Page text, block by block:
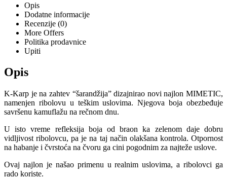
Opis
Dodatne informacije
Recenzije (0)
More Offers
Politika prodavnice
Upiti
Opis
K-Karp je na zahtev “šarandžija” dizajnirao novi najlon MIMETIC,
namenjen ribolovu u teškim uslovima. Njegova boja obezbeđuje
savršenu kamuflažu na rečnom dnu.
U isto vreme refleksija boja od braon ka zelenom daje dobru
vidljivost ribolovcu, pa je na taj način olakšana kontrola. Otpornost
na habanje i čvrstoća na čvoru ga cini pogodnim za najteže uslove.
Ovaj najlon je našao primenu u realnim uslovima, a ribolovci ga
rado koriste.